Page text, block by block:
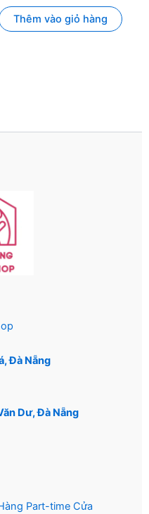
Thêm vào giỏ hàng
Đà Nẵng
Dư, Đà Nẵng
Part-time Cửa